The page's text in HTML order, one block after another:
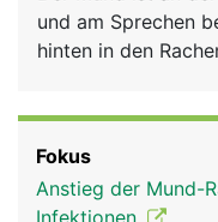
News
Rubriken
und am Sprechen
hinten in den
Speicheldrüsen und
Mundschleimhaut
Fokus
Anstieg der Mund-
Infektionen